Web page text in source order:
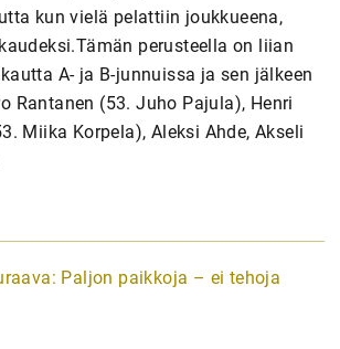
kun vielä pelattiin joukkueena,
perusteella on liian
A- ja B-junnuissa ja sen jälkeen
Rantanen (53. Juho Pajula), Henri
Miika Korpela), Aleksi Ahde, Akseli
Paljon paikkoja – ei tehoja